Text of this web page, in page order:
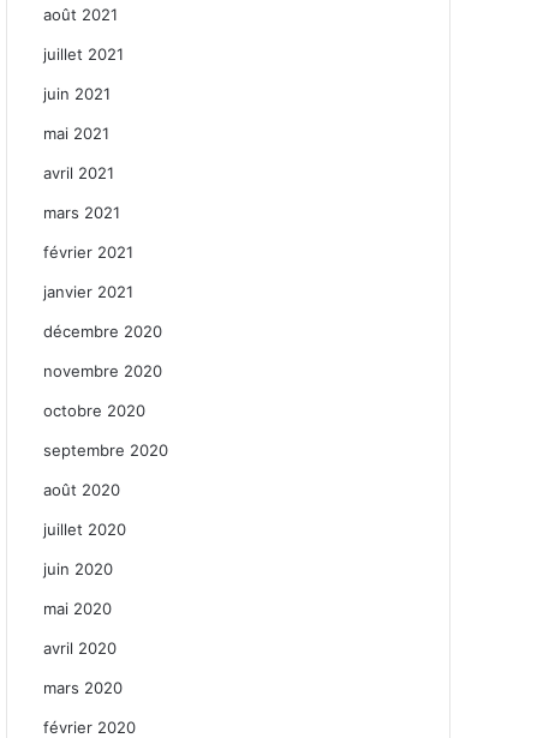
août 2021
juillet 2021
juin 2021
mai 2021
avril 2021
mars 2021
février 2021
janvier 2021
décembre 2020
novembre 2020
octobre 2020
septembre 2020
août 2020
juillet 2020
juin 2020
mai 2020
avril 2020
mars 2020
février 2020